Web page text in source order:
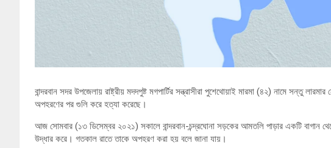
বান্দরবান সদর উপজেলায় রাষ্ট্রীয় মদদপুষ্ট মগপার্টির সন্ত্রাসীরা পুশেথোয়াই মারমা (৪২) নামে সন্তু
অপহরণের পর গুলি করে হত্যা করেছে।
আজ সোমবার (১৩ ডিসেম্বর ২০২১) সকালে বান্দরবান-চন্দ্রঘোনা সড়কের আমতলি পাড়ার একটি বাগান
উদ্ধার করে। গতকাল রাতে তাকে অপহরণ করা হয় বলে জানা যায়।